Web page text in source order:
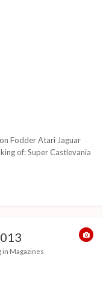
Fodder Atari Jaguar
of: Super Castlevania
Spectrum 128
in Magazines